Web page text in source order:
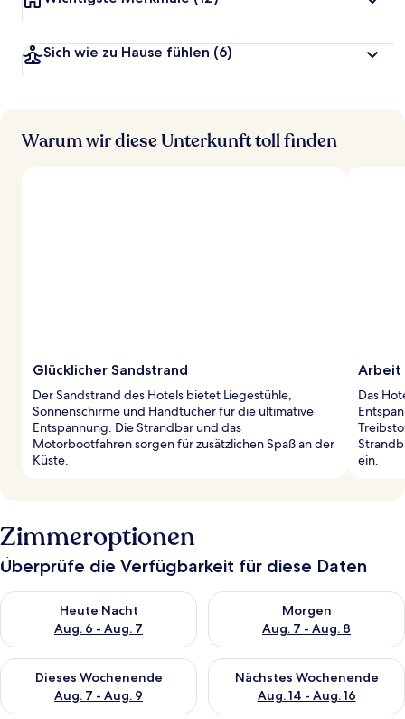
Sich wie zu Hause fühlen (6)
Warum wir diese Unterkunft toll finden
Glücklicher Sandstrand
Der Sandstrand des Hotels bietet Liegestühle,
Sonnenschirme und Handtücher für die ultimative
Entspannung. Die Strandbar und das
Motorbootfahren sorgen für zusätzlichen Spaß an der
Küste.
Arbeit
Das
ein.
Zimmeroptionen
Überprüfe die Verfügbarkeit für diese Daten
Heute Nacht
Aug. 6 - Aug. 7
Überprüfe die Verfügbarkeit für heute Nacht, Aug. 6 - Aug. 7.
Morgen
Aug. 7 - Aug. 8
Überprüfe die Verfügbarkeit
Dieses Wochenende
Aug. 7 - Aug. 9
Überprüfe die Verfügbarkeit für dieses Wochenende, Aug. 7
Nächstes Wochenende
Aug. 14 - Aug. 16
Überprüfe die Verfügbarkeit